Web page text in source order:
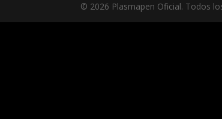
© 2026 Plasmapen Oficial. Todos